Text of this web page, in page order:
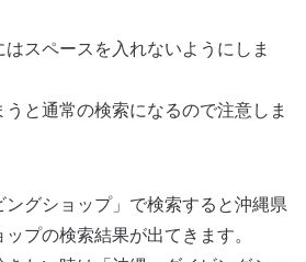
スペースを入れないようにしま
と通常の検索になるので注意しま
グショップ」で検索すると沖縄県
プの検索結果が出てきます。